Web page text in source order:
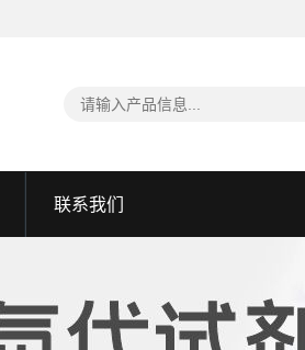
联系我们